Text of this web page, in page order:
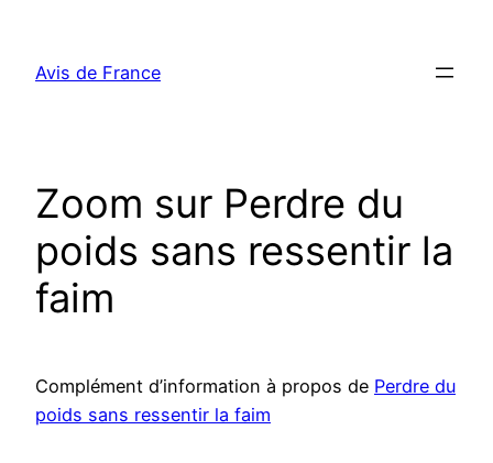
contenu
Avis de France
Zoom sur Perdre du
poids sans ressentir la
faim
Complément d’information à propos de Perdre du
poids sans ressentir la faim